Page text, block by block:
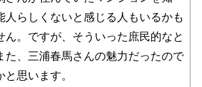
人らしくないと感じる人もいるかも
ん。ですが、そういった庶民的なと
た、三浦春馬さんの魅力だったので
と思います。